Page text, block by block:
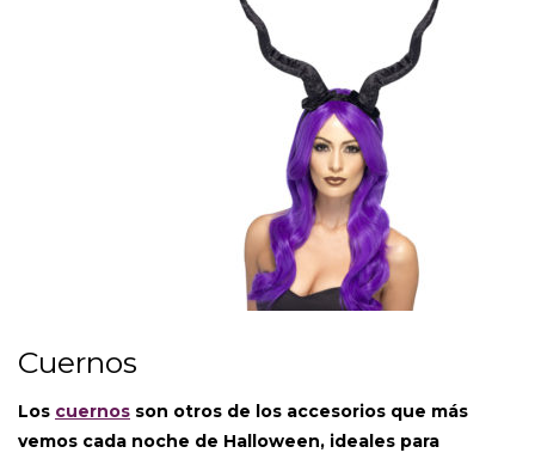
Cuernos
Los cuernos son otros de los accesorios que más
vemos cada noche de Halloween, ideales para